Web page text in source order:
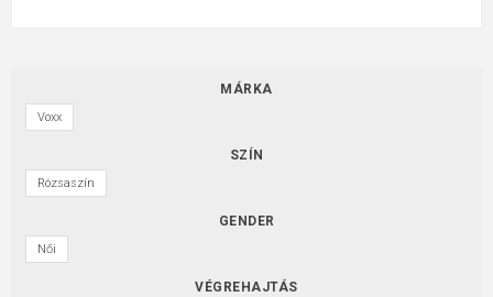
MÁRKA
Voxx
SZÍN
Rózsaszín
GENDER
Női
VÉGREHAJTÁS